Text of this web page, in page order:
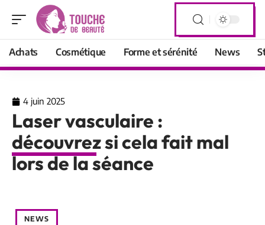
Achats Cosmétique Forme et sérénité News
4 juin 2025
Laser vasculaire :
découvrez si cela fait mal
lors de la séance
NEWS